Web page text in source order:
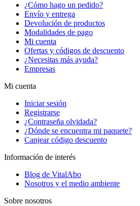
¿Cómo hago un pedido?
Envío y entrega
Devolución de productos
Modalidades de pago
Mi cuenta
Ofertas y códigos de descuento
¿Necesitas más ayuda?
Empresas
Mi cuenta
Iniciar sesión
Registrarse
¿Contraseña olvidada?
¿Dónde se encuentra mi paquete?
Canjear código descuento
Información de interés
Blog de VitalAbo
Nosotros y el medio ambiente
Sobre nosotros